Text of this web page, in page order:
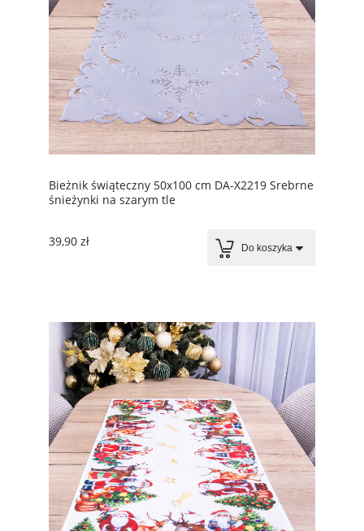
Bieżnik świąteczny 50x100 cm DA-X2219 Srebrne
śnieżynki na szarym tle
39,90 zł Do koszyka